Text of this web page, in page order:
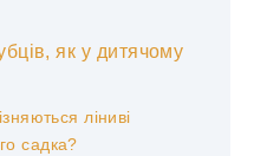
як у дитячому
ліниві
садка?